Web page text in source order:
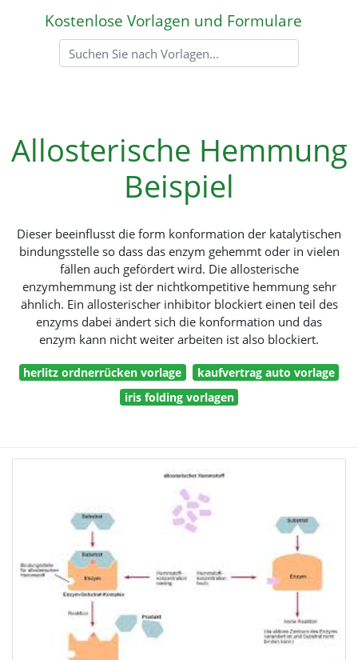
Kostenlose Vorlagen und Formulare
Allosterische Hemmung
Beispiel
Dieser beeinflusst die form konformation der katalytischen
bindungsstelle so dass das enzym gehemmt oder in vielen
fällen auch gefördert wird. Die allosterische
enzymhemmung ist der nichtkompetitive hemmung sehr
ähnlich. Ein allosterischer inhibitor blockiert einen teil des
enzyms dabei ändert sich die konformation und das
enzym kann nicht weiter arbeiten ist also blockiert.
herlitz ordnerrücken vorlage
kaufvertrag auto vorlage
iris folding vorlagen